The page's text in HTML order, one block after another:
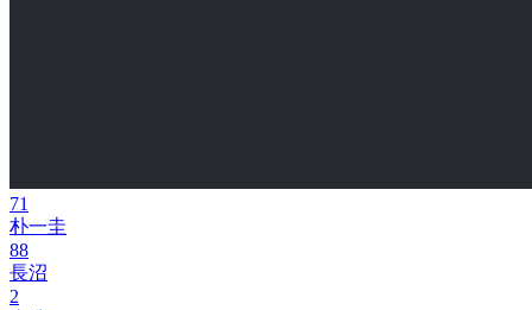
71
朴一圭
88
長沼
2